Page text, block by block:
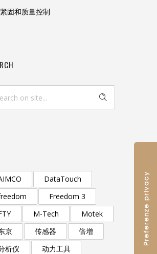
紧固和质量控制
DataTouch
Freedom 3
M-Tech
Motek
京
传感器
倍增
析仪
动力工具